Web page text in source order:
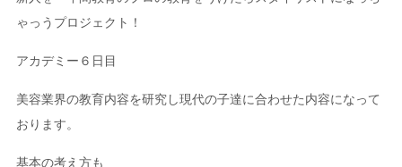
ゃっうプロジェクト！
アカデミー６日目
美容業界の教育内容を研究し現代の子達に合わせた内容になって
おります。
基本の考え方も